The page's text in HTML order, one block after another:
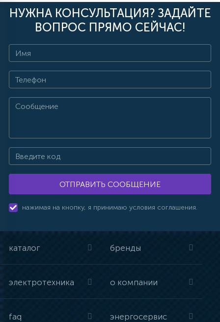
НУЖНА КОНСУЛЬТАЦИЯ? ЗАДАЙТЕ
ВОПРОС ПРЯМО СЕЙЧАС!
ОТПРАВИТЬ СООБЩЕНИЕ
нажимая на кнопку, я принимаю условия соглашения.
каталог бренды
электротехника о компании
faq энергосервис